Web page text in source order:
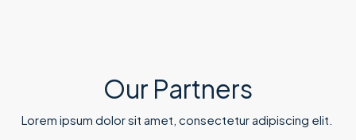
Our Partners
Lorem ipsum dolor sit amet, consectetur adipiscing elit. ​